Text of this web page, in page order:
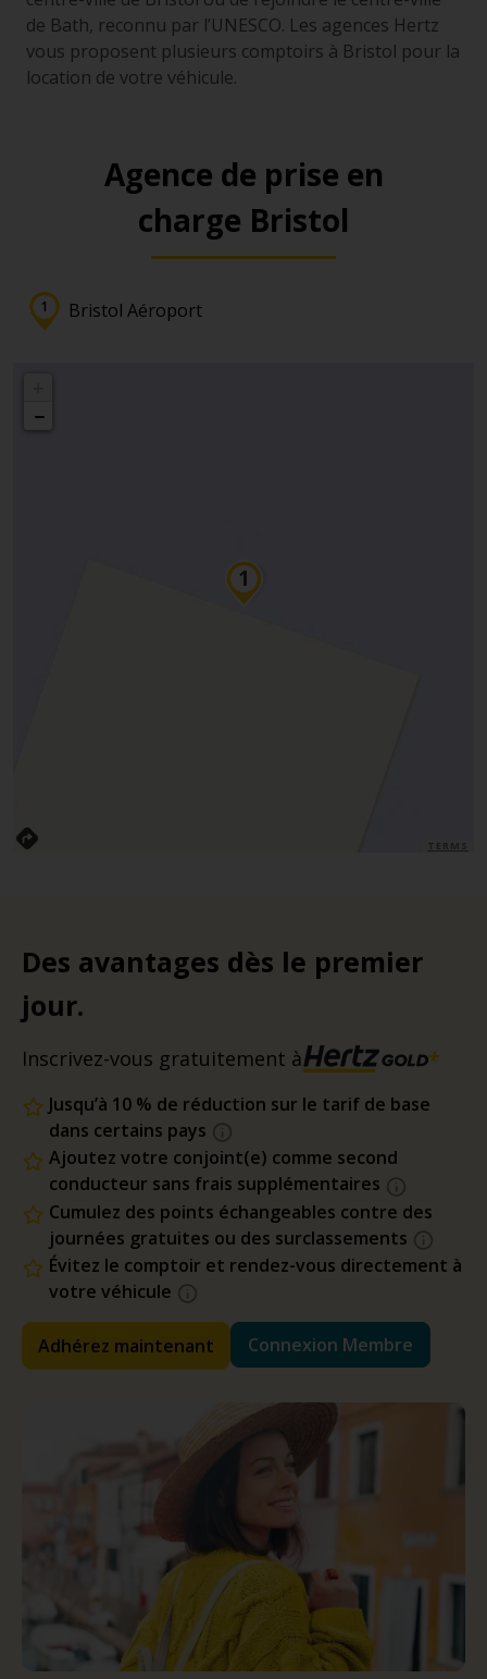
de Bath, reconnu par l’UNESCO. Les agences Hertz
vous proposent plusieurs comptoirs à Bristol pour la
location de votre véhicule.
Agence de prise en
charge Bristol
Bristol Aéroport
−
Des avantages dès le premier
jour.
Inscrivez-vous gratuitement à
Jusqu’à 10 % de réduction sur le tarif de base
dans certains pays
Ajoutez votre conjoint(e) comme second
conducteur sans frais supplémentaires
Cumulez des points échangeables contre des
journées gratuites ou des surclassements
Évitez le comptoir et rendez-vous directement à
votre véhicule
Adhérez maintenant Connexion Membre